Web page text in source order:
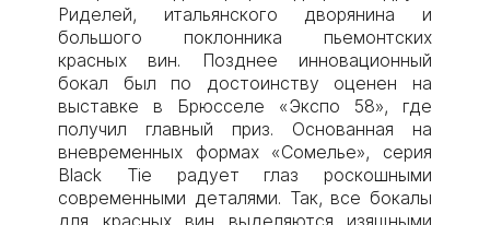
Риделей, итальянского дворянина и
большого поклонника пьемонтских
красных вин. Позднее инновационный
бокал был по достоинству оценен на
выставке в Брюсселе «Экспо 58», где
получил главный приз. Основанная на
вневременных формах «Сомелье», серия
Black Tie радует глаз роскошными
современными деталями. Так, все бокалы
для красных вин выделяются изящными